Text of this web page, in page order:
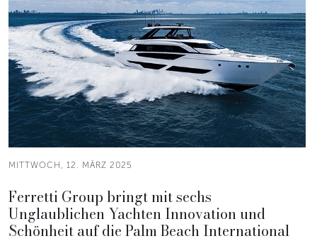
MITTWOCH, 12. MÄRZ 2025
Ferretti Group bringt mit sechs
Unglaublichen Yachten Innovation und
Schönheit auf die Palm Beach International